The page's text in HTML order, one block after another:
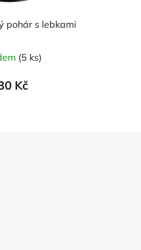
pohár s lebkami
(5 ks)
Kč